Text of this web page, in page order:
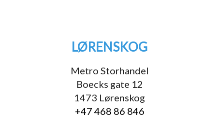
LØRENSKOG
Metro Storhandel
Boecks gate 12
1473 Lørenskog
+47 468 86 846